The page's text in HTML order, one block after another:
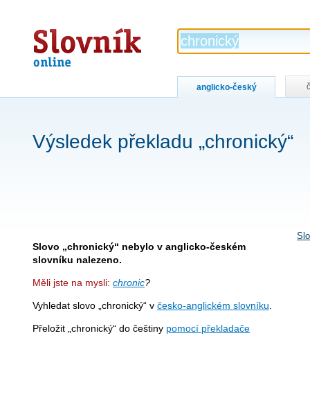
Slovník
online
anglicko-český
Výsledek překladu „chronický“
Slovo „chronický“ nebylo v anglicko-českém
slovníku nalezeno.
Měli jste na mysli: chronic?
Vyhledat slovo „chronický“ v česko-anglickém slovníku
Přeložit „chronický“ do češtiny pomocí překladače